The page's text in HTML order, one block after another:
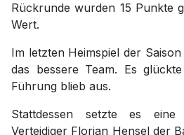
Rückrunde wurden 15 Punkte
Wert.
Im letzten Heimspiel der
das bessere Team. Es
Führung blieb aus.
Stattdessen setzte es eine
Verteidiger Florian Hensel der